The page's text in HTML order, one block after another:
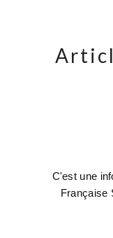
C'est une
Française